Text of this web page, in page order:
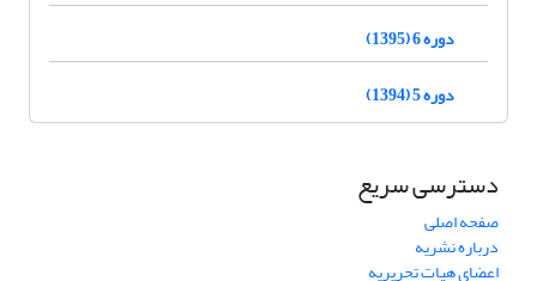
دوره 6 (1395)
دوره 5 (1394)
دسترسی سریع
صفحه اصلی
درباره نشریه
اعضای هیات تحریریه